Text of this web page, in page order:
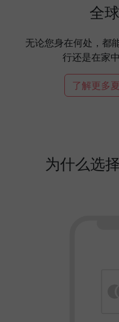
全
无论您身在何处，都
行还是在家
了解更多
为什么选